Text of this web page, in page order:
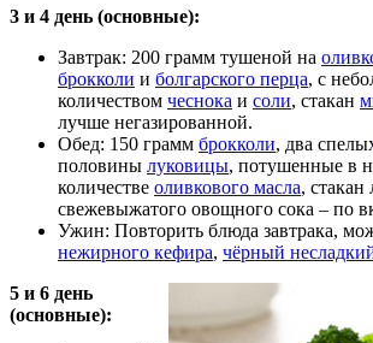
3 и 4 день (основные):
Завтрак: 200 грамм тушеной на
брокколи и болгарского перца, с
количеством чеснока и соли, стакан
лучше негазированной.
Обед: 150 грамм брокколи, два
половины луковицы, потушенные в
количестве оливкового масла,
свежевыжатого овощного сока – по
Ужин: Повторить блюда завтрака,
нежирного кефира, чёрный
5 и 6 день
(основные):